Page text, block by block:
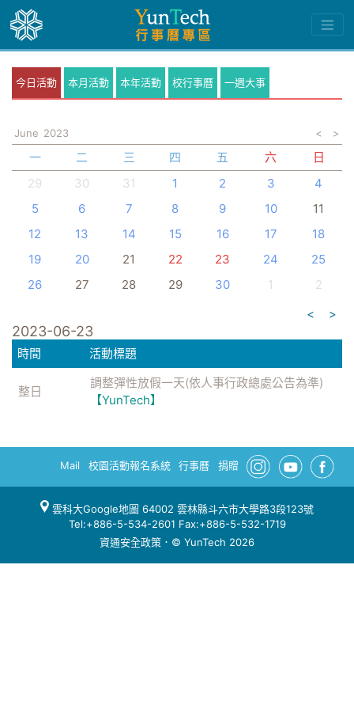
今日活動 本月活動 本年活動 校行事曆 一週大事
June 2023 < >
一 二 三 四 五 六
日
29
30 31 1 2 3
4
5
6 7 8 9 10
11
12
13 14 15 16 17
18
19
20 21 22 23 24
25
26
27 28 29 30 1
2
<
>
2023-06-23
時間 活動標題
整日
調整彈性放假一天(依人事行政總處公告為準)
【YunTech】
Mail 校園活動報名系統 行事曆 捐贈
雲科大Google地圖 64002 雲林縣斗六市大學路3段123號
Tel:+886-5-534-2601 Fax:+886-5-532-1719
資通安全政策 ．© YunTech 2026